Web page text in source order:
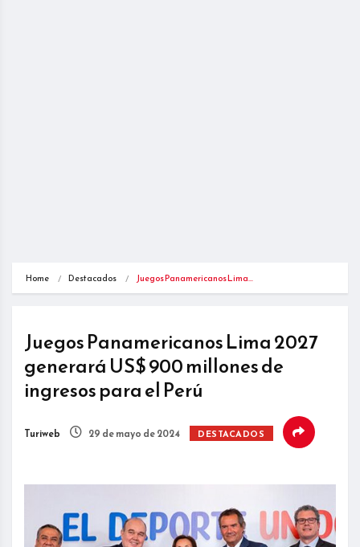
Home Destacados Juegos Panamericanos Lima…
Juegos Panamericanos Lima 2027
generará US$ 900 millones de
ingresos para el Perú
Turiweb 29 de mayo de 2024 DESTACADOS